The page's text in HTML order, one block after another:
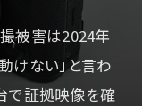
撮被害は2024年
けない」と言わ
で証拠映像を確